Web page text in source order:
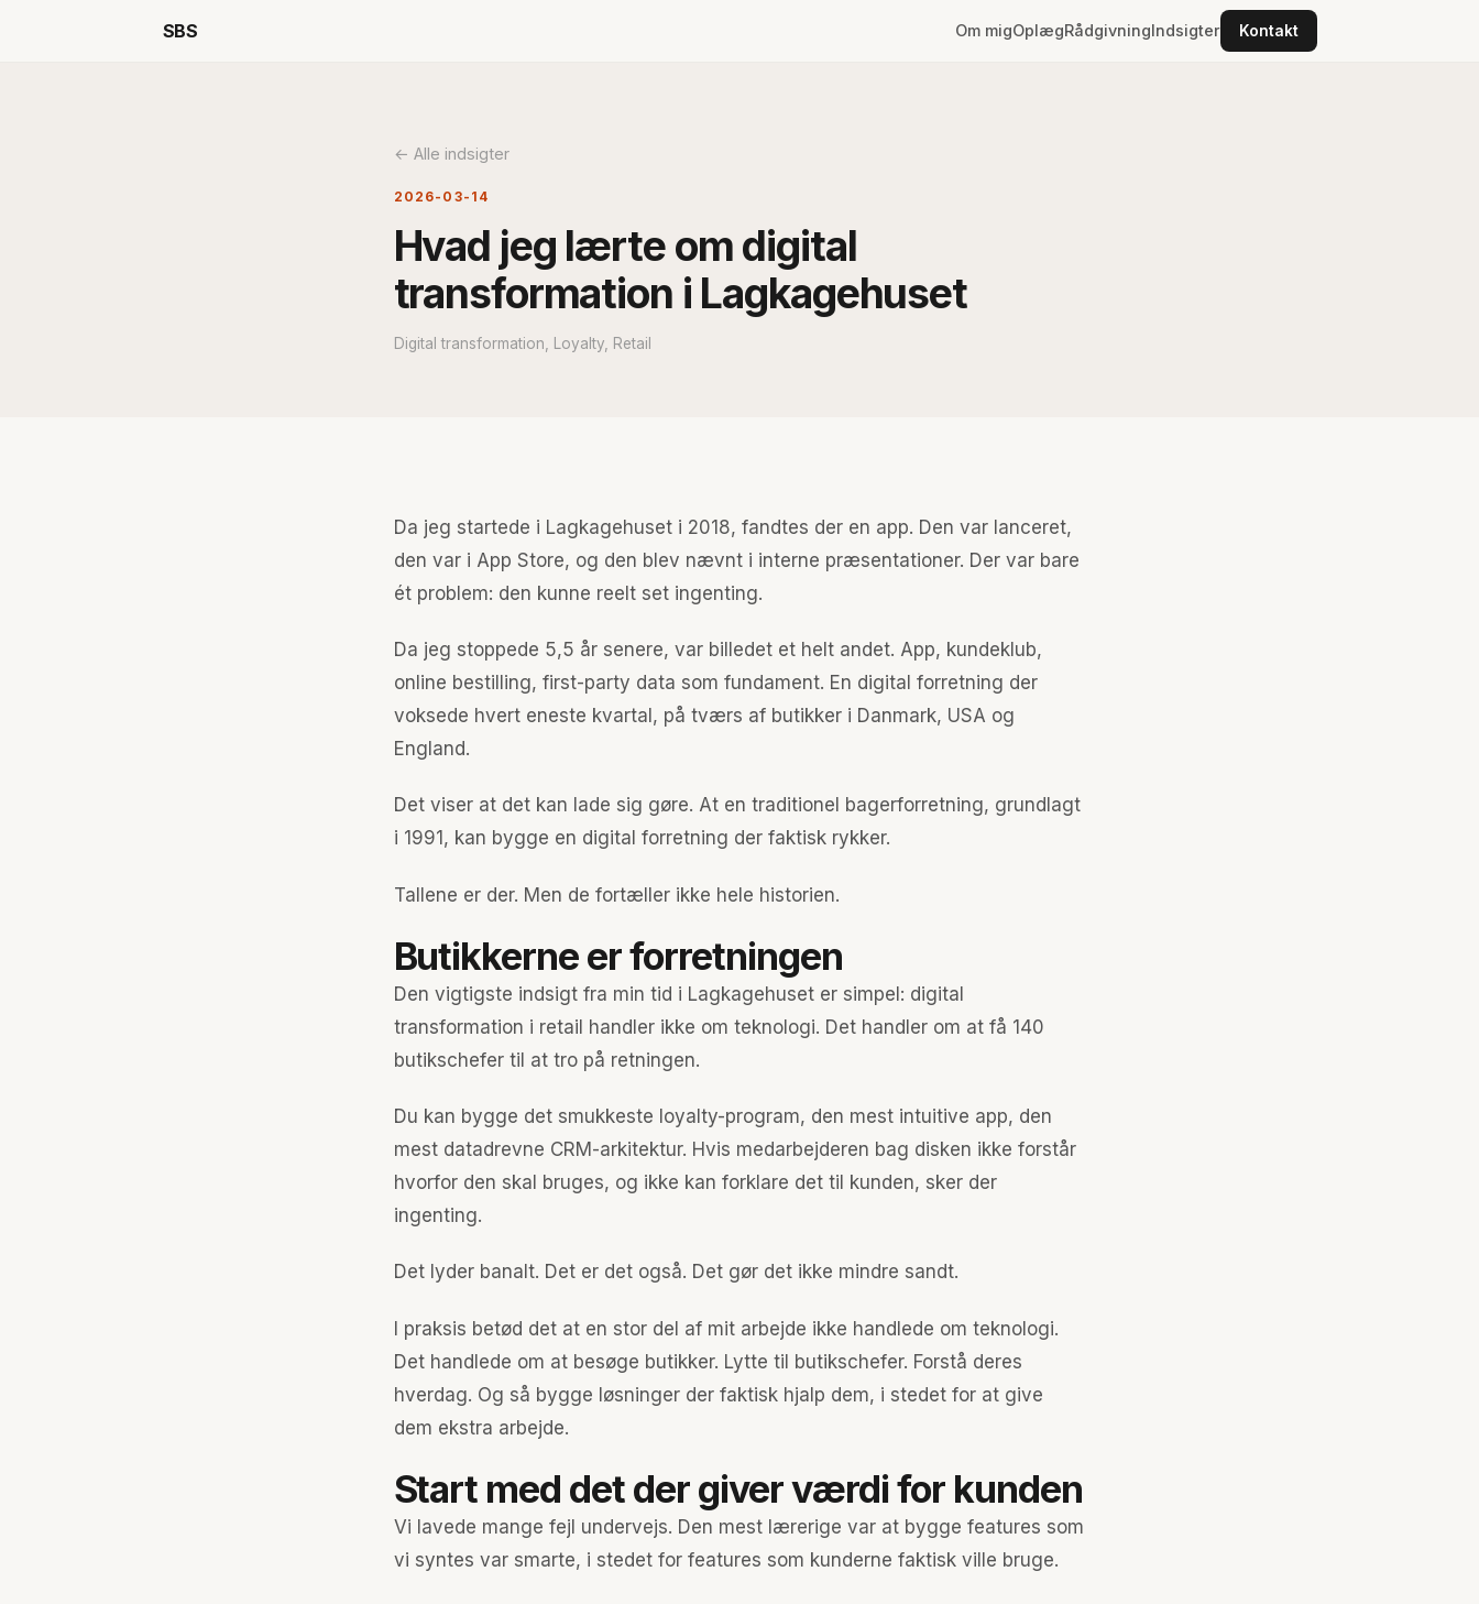
SBS Om migOplægRådgivningIndsigter Kontakt
← Alle indsigter
2026-03-14
Hvad jeg lærte om digital
transformation i Lagkagehuset
Digital transformation, Loyalty, Retail
Da jeg startede i Lagkagehuset i 2018, fandtes der en app. Den var lanceret,
den var i App Store, og den blev nævnt i interne præsentationer. Der var bare
ét problem: den kunne reelt set ingenting.
Da jeg stoppede 5,5 år senere, var billedet et helt andet. App, kundeklub,
online bestilling, first-party data som fundament. En digital forretning der
voksede hvert eneste kvartal, på tværs af butikker i Danmark, USA og
England.
Det viser at det kan lade sig gøre. At en traditionel bagerforretning, grundlagt
i 1991, kan bygge en digital forretning der faktisk rykker.
Tallene er der. Men de fortæller ikke hele historien.
Butikkerne er forretningen
Den vigtigste indsigt fra min tid i Lagkagehuset er simpel: digital
transformation i retail handler ikke om teknologi. Det handler om at få 140
butikschefer til at tro på retningen.
Du kan bygge det smukkeste loyalty-program, den mest intuitive app, den
mest datadrevne CRM-arkitektur. Hvis medarbejderen bag disken ikke forstår
hvorfor den skal bruges, og ikke kan forklare det til kunden, sker der
ingenting.
Det lyder banalt. Det er det også. Det gør det ikke mindre sandt.
I praksis betød det at en stor del af mit arbejde ikke handlede om teknologi.
Det handlede om at besøge butikker. Lytte til butikschefer. Forstå deres
hverdag. Og så bygge løsninger der faktisk hjalp dem, i stedet for at give
dem ekstra arbejde.
Start med det der giver værdi for kunden
Vi lavede mange fejl undervejs. Den mest lærerige var at bygge features som
vi syntes var smarte, i stedet for features som kunderne faktisk ville bruge.